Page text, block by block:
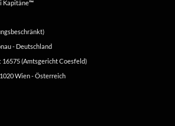
Kapitäne™
- Deutschland
16575 (Amtsgericht Coesfeld)
Wien - Österreich